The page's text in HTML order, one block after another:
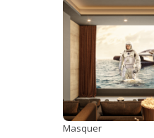
Masquer